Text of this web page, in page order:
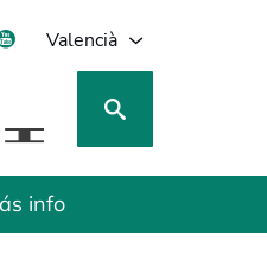
tab
in a new tab
opens in a new tab
Valencià
info